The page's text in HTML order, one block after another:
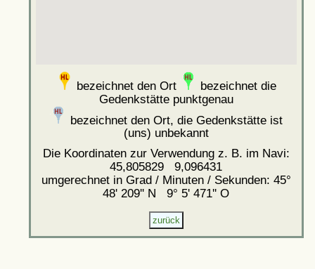
bezeichnet den Ort
bezeichnet die
Gedenkstätte punktgenau
bezeichnet den Ort, die Gedenkstätte ist
(uns) unbekannt
Die Koordinaten zur Verwendung z. B. im Navi:
45,805829 9,096431
umgerechnet in Grad / Minuten / Sekunden: 45°
48' 209'' N 9° 5' 471'' O